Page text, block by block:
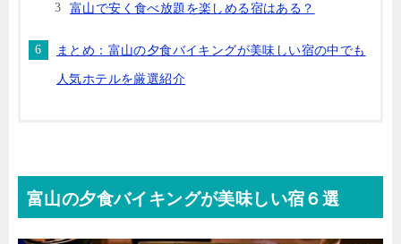
富山で安く食べ放題を楽しめる宿はある？
まとめ：富山の夕食バイキングが美味しい宿の中でも
人気ホテルを厳選紹介
富山の夕食バイキングが美味しい宿６選